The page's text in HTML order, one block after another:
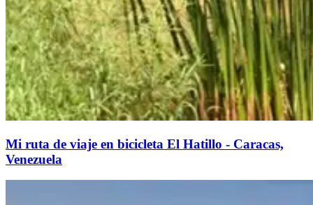
Mi ruta de viaje en bicicleta El Hatillo - Caracas,
Venezuela